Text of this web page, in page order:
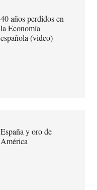
40 años perdidos en
la Economía
española (video)
España y oro de
América